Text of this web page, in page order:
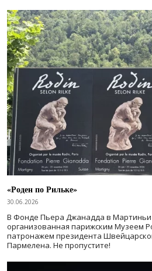
«Роден по Рильке»
30.06.2026
В Фонде Пьера Джанадда в Мартиньи
организованная парижским Музеем
патронажем президента
Пармелена. Не пропустите!